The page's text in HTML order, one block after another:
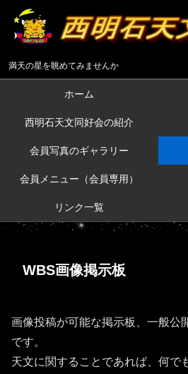
満天の星を眺めてみませんか
ホーム
西明石天文同好会の紹介
会員写真のギャラリー
会員メニュー（会員専用）
リンク一覧
WBS画像掲示板
画像投稿が可能な掲示板、一般公
です。
天文に関することであれば、何で